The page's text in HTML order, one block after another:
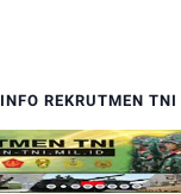
INFO REKRUTMEN TNI